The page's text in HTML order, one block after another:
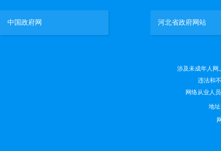
中国政府网 河北省政府网站
涉及未成年人网
违法和
网络从业人
地